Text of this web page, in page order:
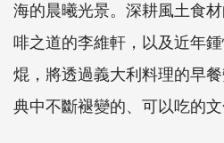
海的晨曦光景。深耕風土食
啡之道的李維軒，以及近年
焜，將透過義大利料理的早
典中不斷褪變的、可以吃的文